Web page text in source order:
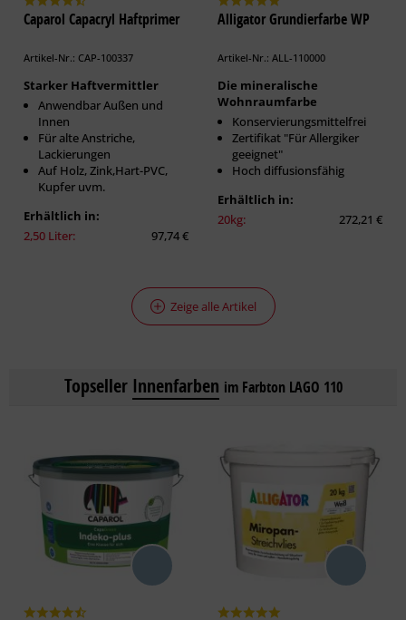
Caparol Capacryl Haftprimer
Artikel-Nr.: CAP-100337
Starker Haftvermittler
Anwendbar Außen und
Innen
Für alte Anstriche,
Lackierungen
Auf Holz, Zink,Hart-PVC,
Kupfer uvm.
Erhältlich in:
2,50 Liter:
97,74 €
Alligator Grundierfarbe WP
Artikel-Nr.: ALL-110000
Die mineralische
Wohnraumfarbe
Konservierungsmittelfrei
Zertifikat "Für Allergiker
geeignet"
Hoch diffusionsfähig
Erhältlich in:
20kg:
272,21 €
Zeige alle Artikel
Topseller Innenfarben im Farbton LAGO 110